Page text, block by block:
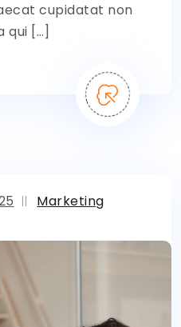
cupidatat non
qui […]
Marketing